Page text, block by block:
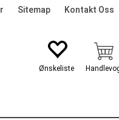
Sitemap Kontakt Oss